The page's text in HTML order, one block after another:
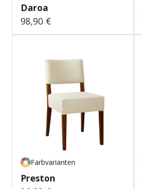
Daroa
Regulärer Preis:
98,90 €
Farbvarianten
Preston